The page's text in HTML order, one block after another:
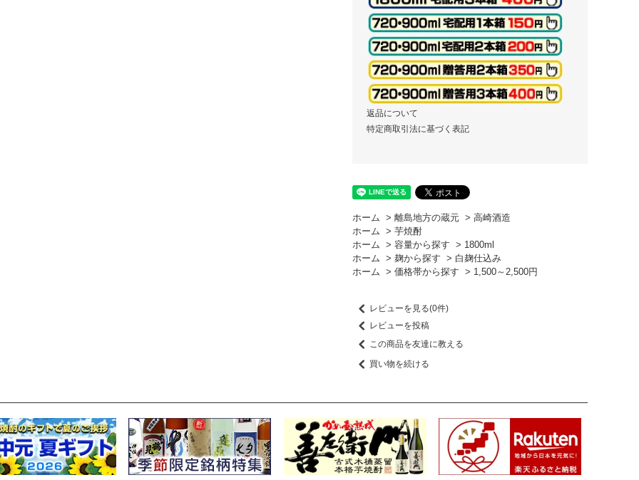
返品について
特定商取引法に基づく表記
ホーム > 離島地方の蔵元 > 高崎酒造
ホーム > 芋焼酎
ホーム > 容量から探す > 1800ml
ホーム > 麹から探す > 白麹仕込み
ホーム > 価格帯から探す > 1,500～2,500円
レビューを見る(0件)
レビューを投稿
この商品を友達に教える
買い物を続ける